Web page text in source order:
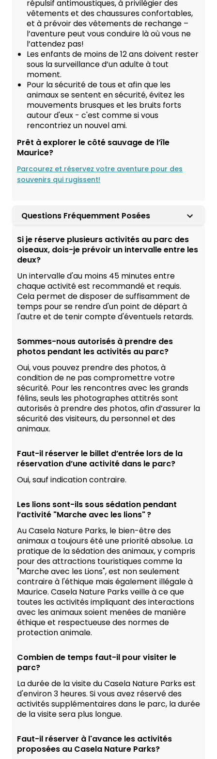
répulsif antimoustiques, à privilégier des
vêtements et des chaussures confortables,
et à prévoir des vêtements de rechange –
l’aventure peut vous conduire là où vous ne
l’attendez pas!
Les enfants de moins de 12 ans doivent rester
sous la surveillance d’un adulte à tout
moment.
Pour la sécurité de tous et afin que les
animaux se sentent en sécurité, évitez les
mouvements brusques et les bruits forts
autour d'eux - c'est comme si vous
rencontriez un nouvel ami.
Prêt à explorer le côté sauvage de l’île
Maurice?
Parcourez et réservez votre aventure pour des
souvenirs qui rugissent!
Questions Fréquemment Posées
Si je réserve plusieurs activités au parc des
oiseaux, dois-je prévoir un intervalle entre les
deux?
Un intervalle d'au moins 45 minutes entre
chaque activité est recommandé et requis.
Cela permet de disposer de suffisamment de
temps pour se rendre d'un point de départ à
l'autre et de tenir compte d'éventuels retards.
Sommes-nous autorisés à prendre des
photos pendant les activités au parc?
Oui, vous pouvez prendre des photos, à
condition de ne pas compromettre votre
sécurité. Pour les rencontres avec les grands
félins, seuls les photographes attitrés sont
autorisés à prendre des photos, afin d’assurer la
sécurité des visiteurs, du personnel et des
animaux.
Faut-il réserver le billet d’entrée lors de la
réservation d’une activité dans le parc?
Oui, sauf indication contraire.
Les lions sont-ils sous sédation pendant
l’activité "Marche avec les lions" ?
Au Casela Nature Parks, le bien-être des
animaux a toujours été une priorité absolue. La
pratique de la sédation des animaux, y compris
pour des attractions touristiques comme la
"Marche avec les Lions", est non seulement
contraire à l'éthique mais également illégale à
Maurice. Casela Nature Parks veille à ce que
toutes les activités impliquant des interactions
avec les animaux soient menées de manière
éthique et respectueuse des normes de
protection animale.
Combien de temps faut-il pour visiter le
parc?
La durée de la visite du Casela Nature Parks est
d'environ 3 heures. Si vous avez réservé des
activités supplémentaires dans le parc, la durée
de la visite sera plus longue.
Faut-il réserver à l'avance les activités
proposées au Casela Nature Parks?